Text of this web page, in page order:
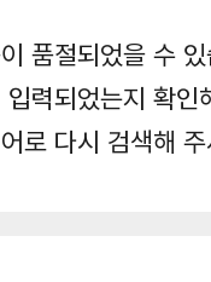
품절되었을 수
력되었는지 확인
로 다시 검색해